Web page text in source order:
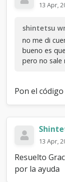
13 Apr,
shintetsu
no me di
bueno es
pero no sale
Pon el
13 Apr,
Resuelto
por la ayuda